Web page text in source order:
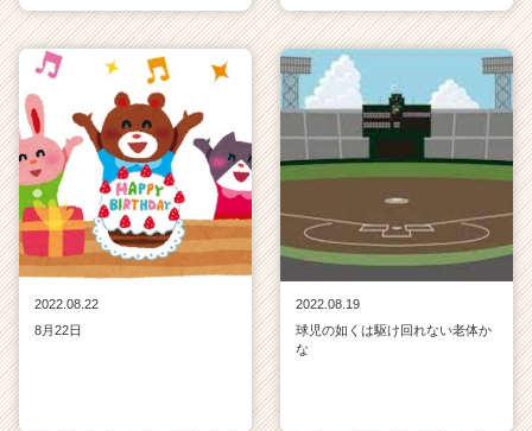
2022.08.22
8月22日
2022.08.19
球児の如くは駆け回れない老体か
な